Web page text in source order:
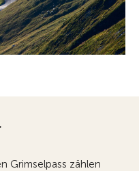
Grimselpass zählen